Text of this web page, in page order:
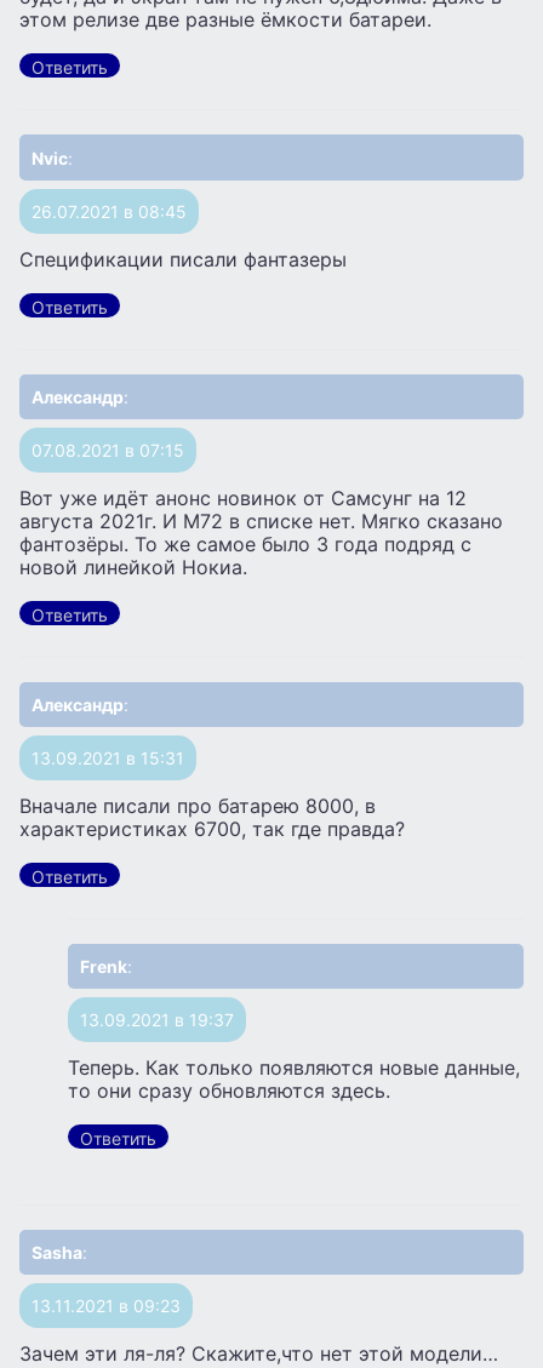
этом релизе две разные ёмкости батареи.
Ответить
Nvic:
26.07.2021 в 08:45
Спецификации писали фантазеры
Ответить
Александр:
07.08.2021 в 07:15
Вот уже идёт анонс новинок от Самсунг на 12
августа 2021г. И М72 в списке нет. Мягко сказано
фантозёры. То же самое было 3 года подряд с
новой линейкой Нокиа.
Ответить
Александр:
13.09.2021 в 15:31
Вначале писали про батарею 8000, в
характеристиках 6700, так где правда?
Ответить
Frenk:
13.09.2021 в 19:37
Теперь. Как только появляются новые данные,
то они сразу обновляются здесь.
Ответить
Sasha:
13.11.2021 в 09:23
Зачем эти ля-ля? Скажите,что нет этой модели…